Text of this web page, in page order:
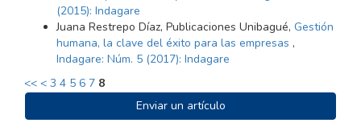
(2015): Indagare
Juana Restrepo Díaz, Publicaciones Unibagué, Gestión
humana, la clave del éxito para las empresas ,
Indagare: Núm. 5 (2017): Indagare
<< < 3 4 5 6 7 8
ENVIAR
UN
Enviar un artículo